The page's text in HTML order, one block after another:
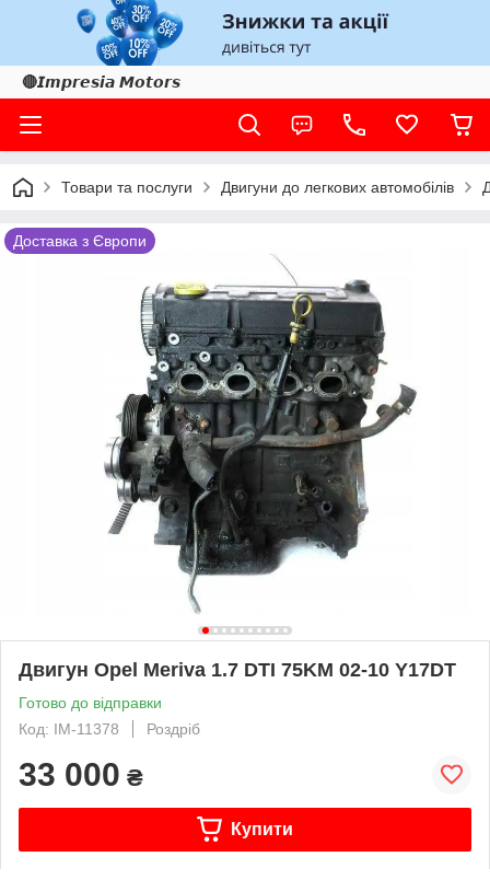
🔴𝙄𝙢𝙥𝙧𝙚𝙨𝙞𝙖 𝙈𝙤𝙩𝙤𝙧𝙨
Товари та послуги Двигуни до легкових автомобілів
Доставка з Європи
Двигун Opel Meriva 1.7 DTI 75KM 02-10 Y17DT
Готово до відправки
Код: IM-11378
Роздріб
33 000 ₴
Купити